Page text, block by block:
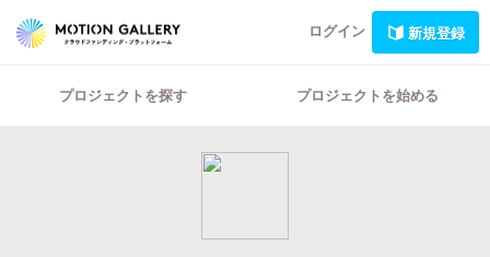
ログイン 新規登録
プロジェクトを探す プロジェクトを始める